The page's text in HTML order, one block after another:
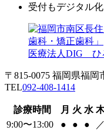
受付もデジタル
医療法人DIG ひ
〒815-0075 福岡県福岡
TEL092-408-1414
診療時間 月 火 水
9:00〜13:00
● ● ● ／